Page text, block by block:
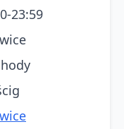
23:59